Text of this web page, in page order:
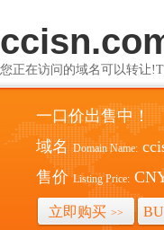
您正在访问的域名可以转让
一口价出售中！
域名 Domain Name:
售价 Listing Price:
立即购买 >>